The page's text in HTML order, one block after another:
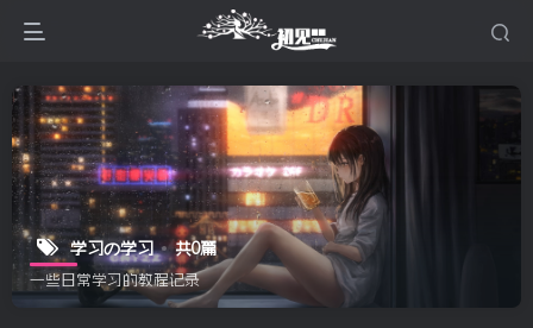
学习の学习 共0篇
一些日常学习的教程记录